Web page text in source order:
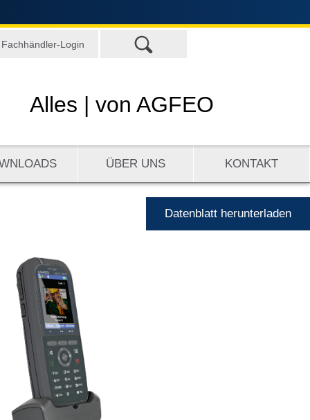
Alles | von AGFEO
ÜBER UNS KONTAKT
Fachhändler-Login
Datenblatt herunterladen